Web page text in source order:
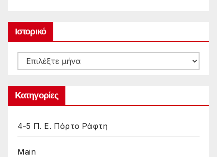
Ιστορικό
Ιστορικό
Kατηγορίες
4-5 Π. Ε. Πόρτο Ράφτη
Main